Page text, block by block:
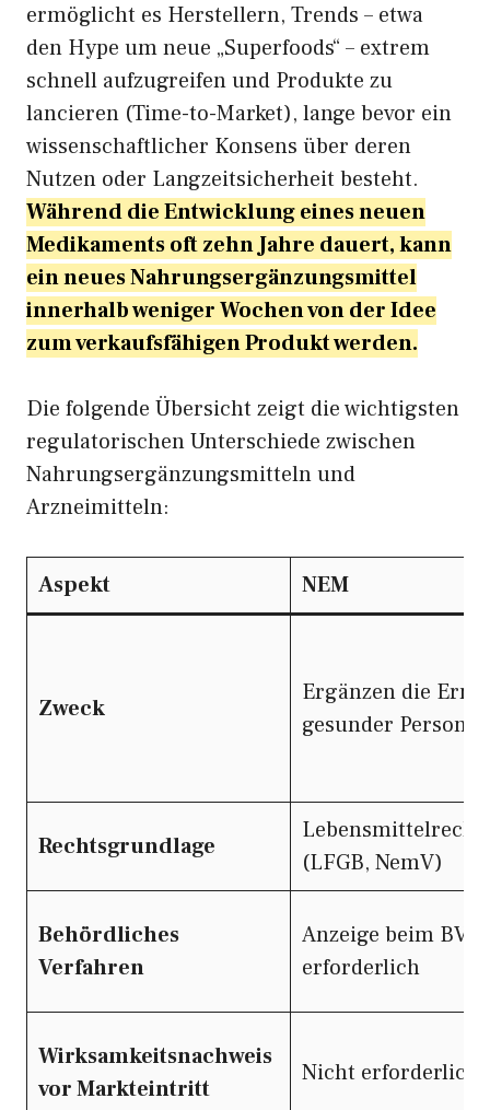
ermöglicht es Herstellern, Trends – etwa
den Hype um neue „Superfoods“ – extrem
schnell aufzugreifen und Produkte zu
lancieren (Time-to-Market), lange bevor ein
wissenschaftlicher Konsens über deren
Nutzen oder Langzeitsicherheit besteht.
Während die Entwicklung eines neuen
Medikaments oft zehn Jahre dauert, kann
ein neues Nahrungsergänzungsmittel
innerhalb weniger Wochen von der Idee
zum verkaufsfähigen Produkt werden.
Die folgende Übersicht zeigt die wichtigsten
regulatorischen Unterschiede zwischen
Nahrungsergänzungsmitteln und
Arzneimitteln:
Aspekt NEM
Zweck
Ergänzen die
gesunder Personen
Rechtsgrundlage
Lebensmittelrecht
(LFGB, NemV)
Behördliches
Verfahren
Anzeige beim BVL
erforderlich
Wirksamkeitsnachweis
vor Markteintritt
Nicht erforderlich